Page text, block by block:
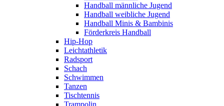
Handball männliche Jugend
Handball weibliche Jugend
Handball Minis & Bambinis
Förderkreis Handball
Hip-Hop
Leichtathletik
Radsport
Schach
Schwimmen
Tanzen
Tischtennis
Trampolin